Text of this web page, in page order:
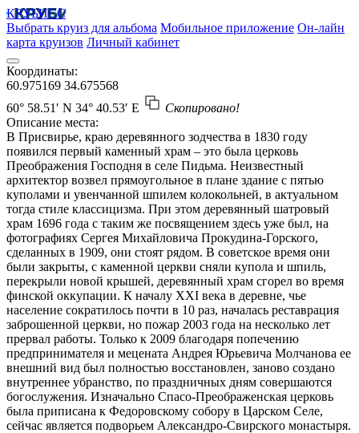
КРУБИСС
Выбрать круиз для альбома Мобильное приложение Он-лайн
карта круизов Личный кабинет
Координаты:
60.975169 34.675568
60° 58.51′ N 34° 40.53′ E
Скопировано!
Описание места:
В Присвирье, краю деревянного зодчества в 1830 году
появился первый каменный храм – это была церковь
Преображения Господня в селе Пидьма. Неизвестный
архитектор возвел прямоугольное в плане здание с пятью
куполами и увенчанной шпилем колокольней, в актуальном
тогда стиле классицизма. При этом деревянный шатровый
храм 1696 года с таким же посвящением здесь уже был, на
фотографиях Сергея Михайловича Прокудина-Горского,
сделанных в 1909, они стоят рядом. В советское время они
были закрыты, с каменной церкви сняли купола и шпиль,
перекрыли новой крышей, деревянный храм сгорел во время
финской оккупации. К началу ХХI века в деревне, чье
население сократилось почти в 10 раз, началась реставрация
заброшенной церкви, но пожар 2003 года на несколько лет
прервал работы. Только к 2009 благодаря попечению
предпринимателя и мецената Андрея Юрьевича Молчанова ее
внешний вид был полностью восстановлен, заново создано
внутреннее убранство, по праздничных дням совершаются
богослужения. Изначально Спасо-Преображенская церковь
была приписана к Федоровскому собору в Царском Селе,
сейчас является подворьем Александро-Свирского монастыря.